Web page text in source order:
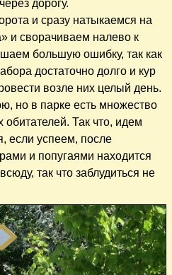
дорогу.
и сразу натыкаемся на
и сворачиваем налево к
большую ошибку, так как
достаточно долго и кур
возле них целый день.
но в парке есть множество
обитателей. Так что, идем
если успеем, после
и попугаями находится
так что заблудиться не